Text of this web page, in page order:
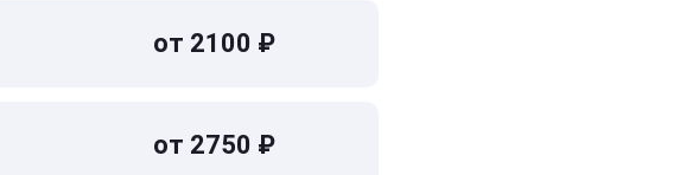
от 2100 ₽
от 2750 ₽